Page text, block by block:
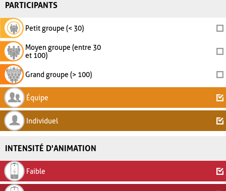
PARTICIPANTS
Petit groupe (< 30)
Moyen groupe (entre 30
et 100)
Grand groupe (> 100)
Équipe
Individuel
INTENSITÉ D'ANIMATION
Faible